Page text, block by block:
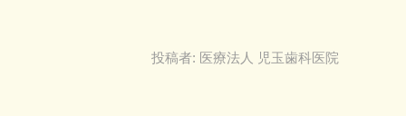
投稿者: 医療法人 児玉歯科医院